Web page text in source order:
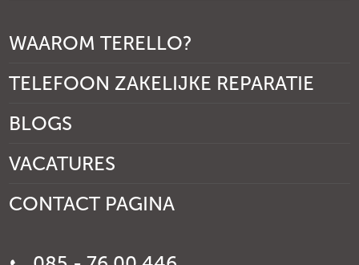
WAAROM TERELLO?
TELEFOON ZAKELIJKE REPARATIE
BLOGS
VACATURES
CONTACT PAGINA